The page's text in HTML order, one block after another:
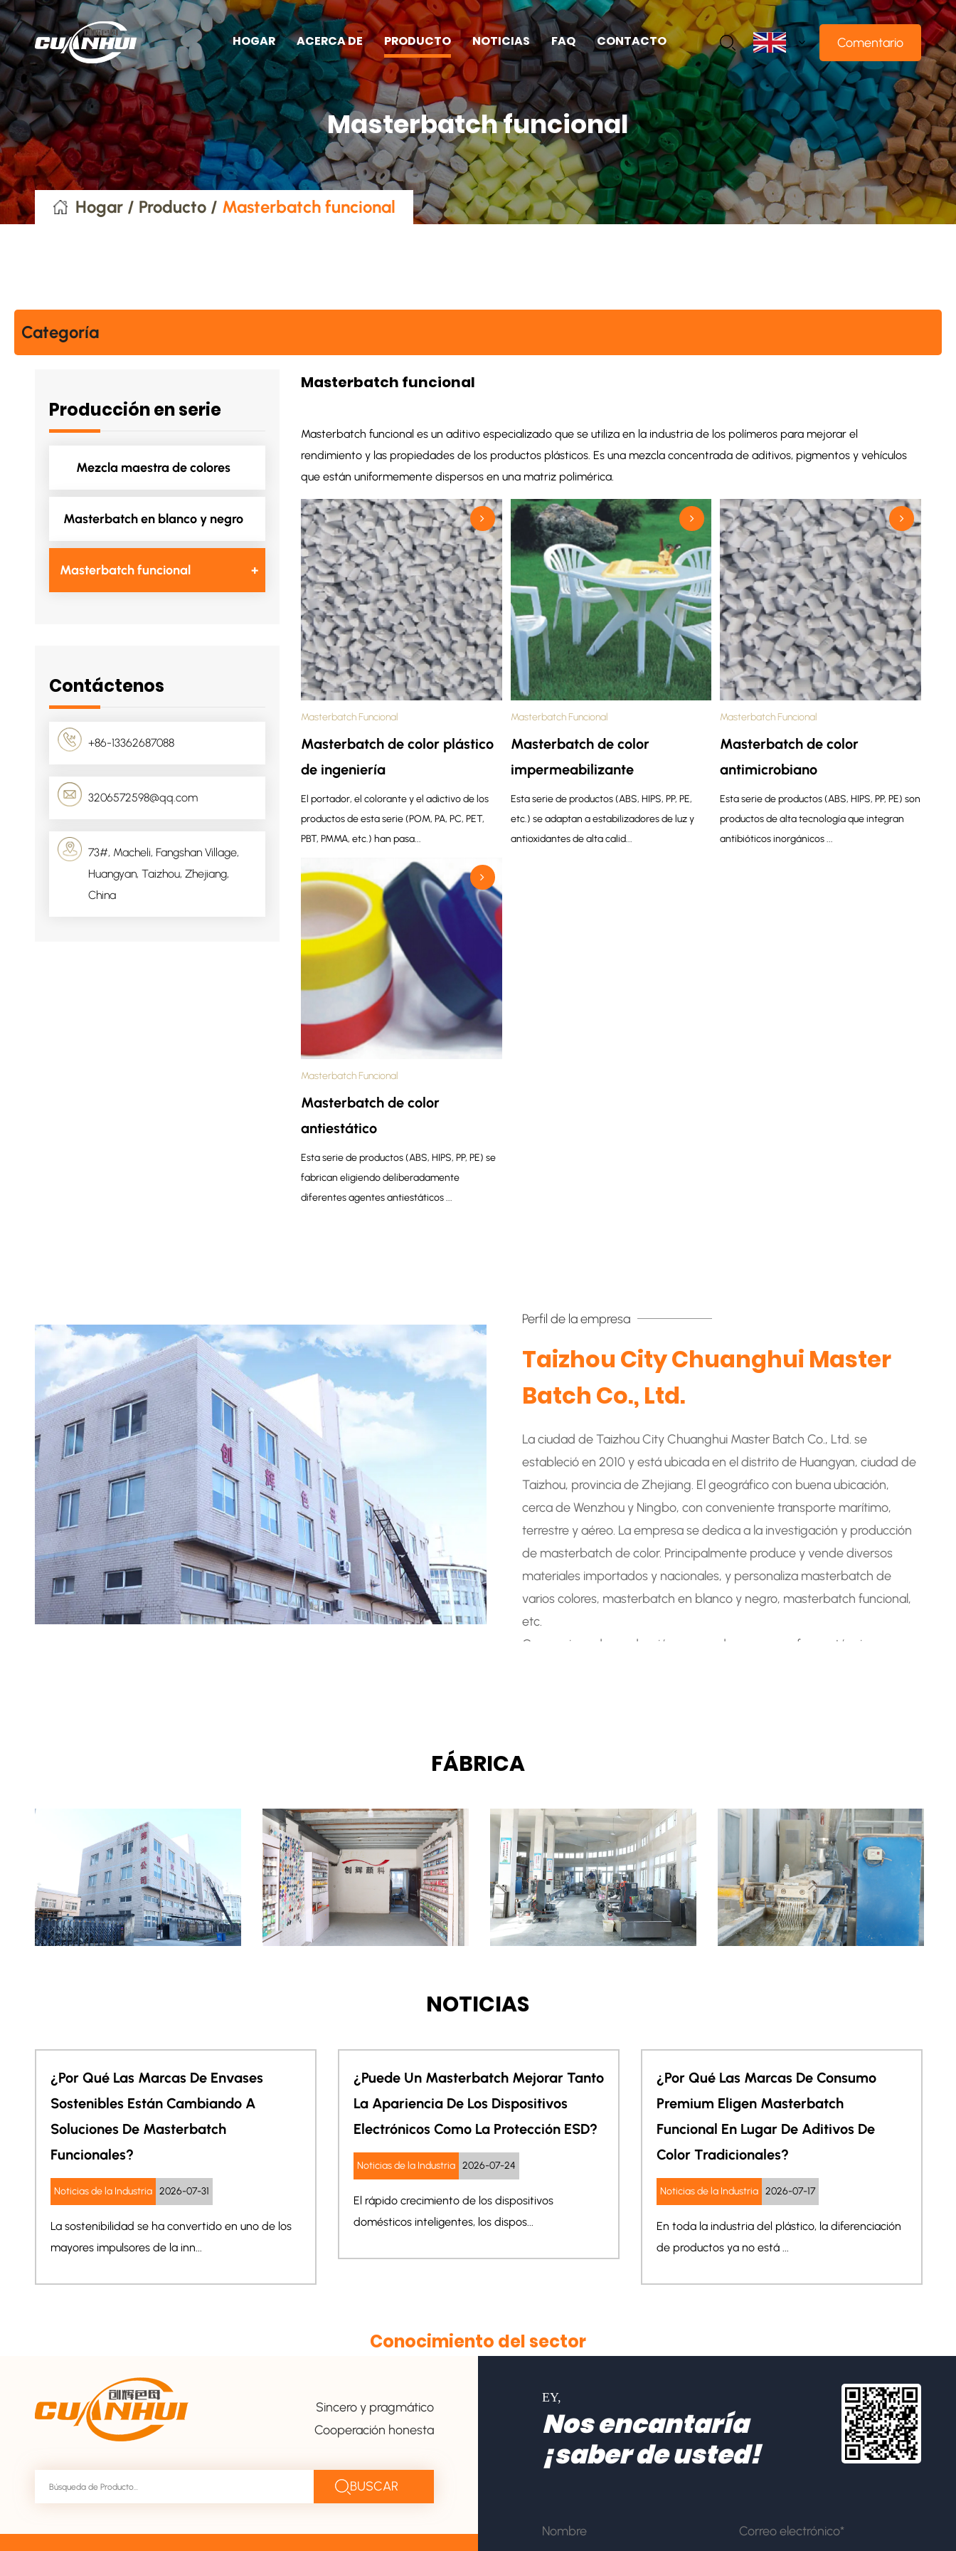
HOGAR ACERCA DE PRODUCTO NOTICIAS FAQ CONTACTO Comentario
Masterbatch funcional
Hogar/ Producto/ Masterbatch funcional
Categoría
Producción en serie
Mezcla maestra de colores
Masterbatch en blanco y negro
Masterbatch funcional
Contáctenos
+86-13362687088
3206572598@qq.com
73#, Macheli, Fangshan Village,
Huangyan, Taizhou, Zhejiang,
China
Masterbatch funcional
Masterbatch funcional es un aditivo especializado que se utiliza en la industria de los polímeros para mejorar el
rendimiento y las propiedades de los productos plásticos. Es una mezcla concentrada de aditivos, pigmentos y vehículos
que están uniformemente dispersos en una matriz polimérica.
Masterbatch Funcional
Masterbatch de color plástico
de ingeniería
El portador, el colorante y el adictivo de los
productos de esta serie (POM, PA, PC, PET,
PBT, PMMA, etc.) han pasa...
Masterbatch Funcional
Masterbatch de color
impermeabilizante
Esta serie de productos (ABS, HIPS, PP, PE,
etc.) se adaptan a estabilizadores de luz y
antioxidantes de alta calid...
Masterbatch Funcional
Masterbatch de color
antimicrobiano
Esta serie de productos (ABS, HIPS, PP, PE) son
productos de alta tecnología que integran
antibióticos inorgánicos ...
Masterbatch Funcional
Masterbatch de color
antiestático
Esta serie de productos (ABS, HIPS, PP, PE) se
fabrican eligiendo deliberadamente
diferentes agentes antiestáticos ...
Perfil de la empresa
Taizhou City Chuanghui Master
Batch Co., Ltd.
La ciudad de Taizhou City Chuanghui Master Batch Co., Ltd. se
estableció en 2010 y está ubicada en el distrito de Huangyan, ciudad de
Taizhou, provincia de Zhejiang. El geográfico con buena ubicación,
cerca de Wenzhou y Ningbo, con conveniente transporte marítimo,
terrestre y aéreo. La empresa se dedica a la investigación y producción
de masterbatch de color. Principalmente produce y vende diversos
materiales importados y nacionales, y personaliza masterbatch de
varios colores, masterbatch en blanco y negro, masterbatch funcional,
etc.
Con equipos de producción avanzados, una gran fuerza técnica y una
apreciado por los clientes.
A lo largo de los años, la empresa ha seguido creciendo y
desarrollándose, siempre buscando la excelencia para superar múltiples
certificaciones. Siguiendo el concepto de "cooperación de integridad y
servicio al cliente", Yancheng da la bienvenida a amigos nacionales y
extranjeros para que visiten nuestra empresa en busca de orientación y
FÁBRICA
NOTICIAS
¿Puede Un Masterbatch Mejorar Tanto
La Apariencia De Los Dispositivos
Electrónicos Como La Protección ESD?
domésticos inteligentes, los dispos...
¿Por Qué Las Marcas De Consumo
Premium Eligen Masterbatch
Funcional En Lugar De Aditivos De
Color Tradicionales?
En toda la industria del plástico, la diferenciación
¿Puede El Masterbatch Funcional
Resolver Los Desafíos Tanto De
Apariencia Como Estáticos En La
Fabricación Moderna De Plástico?
Noticias de la Industria 2026-07-10
A medida que el procesamiento global de
plástico continúa avanzando hacia apl...
Conocimiento del sector
Sincero y pragmático
Cooperación honesta
EY,
Nos encantaría
¡saber de usted!